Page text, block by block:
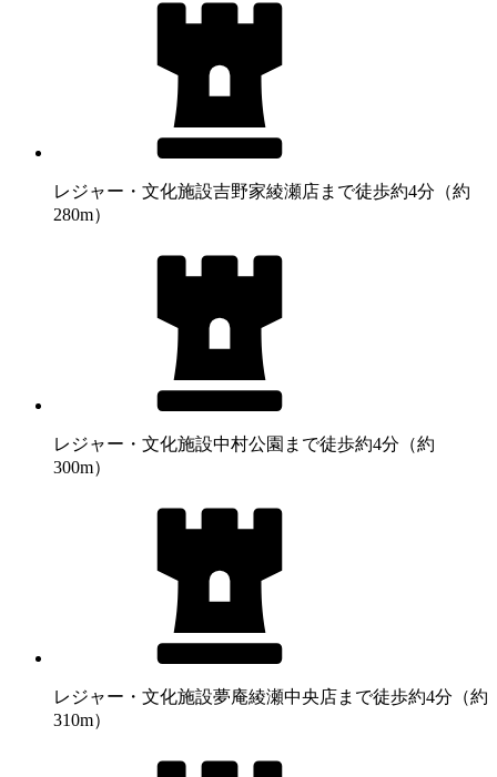
レジャー・文化施設吉野家綾瀬店まで徒歩約4分（約
280m）
レジャー・文化施設中村公園まで徒歩約4分（約
300m）
レジャー・文化施設夢庵綾瀬中央店まで徒歩約4分（約
310m）